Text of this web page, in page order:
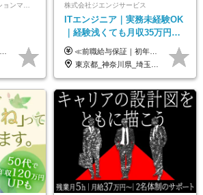
株式会社ジエンジサービス
ITエンジニア｜実務未経験OK
｜経験浅くても月収35万円～
｜チーム参画中心｜フルリモ
ート可｜自社サービスあり
≪前職給与保証｜初年度想定年収420万円～≫ 月給35万円以上＋決算賞与＋交通費 ※スキル・経験を考慮の上、優遇します ※上記月給には固定残業代月20時間分(4万5000円以上)を含みます。超過した場合は、その分追加支給します ※試用期間3～6ヵ月は固定残業代なし(雇用形態やその他待遇・福利厚生は同じです) ＝＝＝＝＝＝＝＝＝＝＝ ▼実力と成長にこだわった評価制度▼ 年2回の評価で昇給・昇格が決まります。 評価は、就業先のお客様からの評価をベースに、目標達成状況やプロジェクトでの役割・貢献度などを総合的に判断して決定します。 日々の働きぶりを実際に見ているお客様の声を反映することで、より公平で納得感のある評価を実現しています。 また、評価後は面談を通じてフィードバックを行い、今後の成長やキャリアについて一緒に考えていきます。 ▼成長につながる目標設定▼ 半期ごとに、具体的な行動ベースの目標を設定し、その達成度や取り組みのプロセスを評価に反映します。 目標は、お客様からのフィードバックや現場での課題をもとに設定するため、「今何を伸ばすべきか」が明確になります。 また、上司との面談を通じて振り返りと次の目標設定を行い、継続的なスキルアップと市場価値の向上を支援しています。
東京都_神奈川県_埼玉県_千葉県_大阪府_愛知県_北海道_青森県_岩手県_宮城県_秋田県_山形県_福島県_茨城県_栃木県_群馬県_新潟県_山梨県_長野県_富山県_石川県_福井県_静岡県_岐阜県_三重県_兵庫県_京都府_滋賀県_奈良県_和歌山県_広島県_岡山県_鳥取県_島根県_山口県_徳島県_香川県_愛媛県_高知県_福岡県_熊本県_佐賀県_長崎県_大分県_宮崎県_鹿児島県_沖縄県